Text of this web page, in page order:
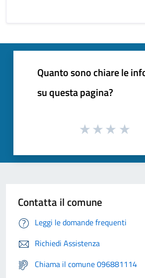
Quanto sono chiare le
su questa pagina?
Contatta il comune
Leggi le domande frequenti
Richiedi Assistenza
Chiama il comune 096881114